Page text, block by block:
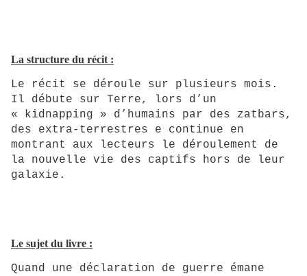
La structure du récit :
Le récit se déroule sur plusieurs mois.
Il débute sur Terre, lors d’un
« kidnapping » d’humains par des zatbars,
des extra-terrestres e continue en
montrant aux lecteurs le déroulement de
la nouvelle vie des captifs hors de leur
galaxie.
Le sujet du livre :
Quand une déclaration de guerre émane